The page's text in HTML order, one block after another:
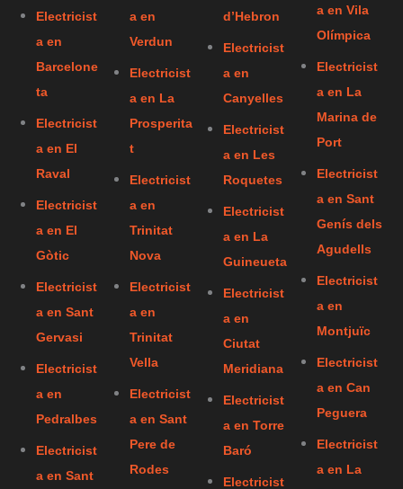
Electricist
a en
Barcelone
ta
Electricist
a en El
Raval
Electricist
a en El
Gòtic
Electricist
a en Sant
Gervasi
Electricist
a en
Pedralbes
Electricist
a en Sant
a en
Verdun
Electricist
a en La
Prosperita
t
Electricist
a en
Trinitat
Nova
Electricist
a en
Trinitat
Vella
Electricist
a en Sant
Pere de
Rodes
d’Hebron
Electricist
a en
Canyelles
Electricist
a en Les
Roquetes
Electricist
a en La
Guineueta
Electricist
a en
Ciutat
Meridiana
Electricist
a en Torre
Baró
Electricist
a en Vila
Olímpica
Electricist
a en La
Marina de
Port
Electricist
a en Sant
Genís dels
Agudells
Electricist
a en
Montjuïc
Electricist
a en Can
Peguera
Electricist
a en La